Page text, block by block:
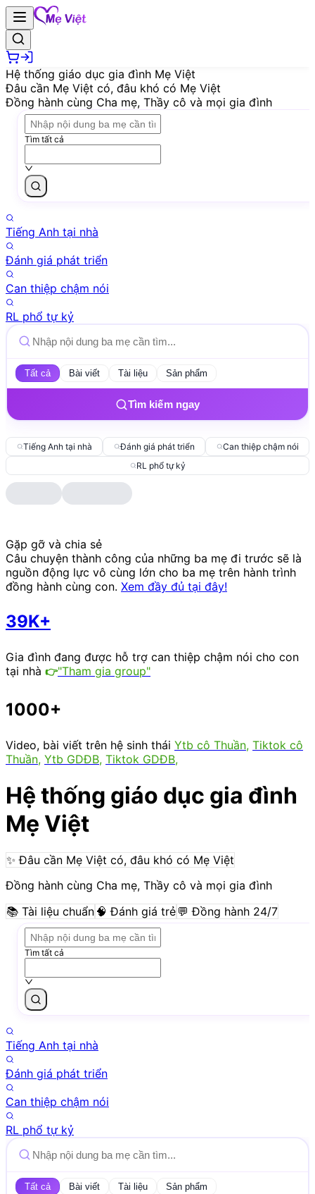
Hệ thống giáo dục gia đình Mẹ Việt
Đâu cần Mẹ Việt có, đâu khó có Mẹ Việt
Đồng hành cùng Cha mẹ, Thầy cô và mọi gia đình
Tìm tất cả
Tiếng Anh tại nhà
Đánh giá phát triển
Can thiệp chậm nói
RL phổ tự kỷ
Tất cả Bài viết Tài liệu Sản phẩm
Tìm kiếm ngay
Tiếng Anh tại nhà Đánh giá phát triển
Can thiệp chậm nói
RL phổ tự kỷ
Gặp gỡ và chia sẻ
Câu chuyện thành công của những ba mẹ đi trước sẽ là
nguồn động lực vô cùng lớn cho ba mẹ trên hành trình
đồng hành cùng con. Xem đầy đủ tại đây!
39K+
Gia đình đang được hỗ trợ can thiệp chậm nói cho con
tại nhà 👉"Tham gia group"
1000+
Video, bài viết trên hệ sinh thái Ytb cô Thuần, Tiktok cô
Thuần, Ytb GDĐB, Tiktok GDĐB,
Hệ thống giáo dục gia đình
Mẹ Việt
✨Đâu cần Mẹ Việt có, đâu khó có Mẹ Việt
Đồng hành cùng Cha mẹ, Thầy cô và mọi gia đình
📚 Tài liệu chuẩn 🧠 Đánh giá trẻ 💬 Đồng hành 24/7
Tìm tất cả
Tiếng Anh tại nhà
Đánh giá phát triển
Can thiệp chậm nói
RL phổ tự kỷ
Tất cả Bài viết Tài liệu Sản phẩm